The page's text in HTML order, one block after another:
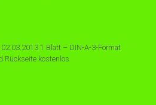
1 Blatt – DIN-A-3-Format
Rückseite kostenlos